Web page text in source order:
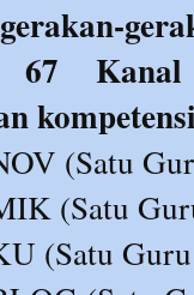
67
(Satu
(Satu
(Satu